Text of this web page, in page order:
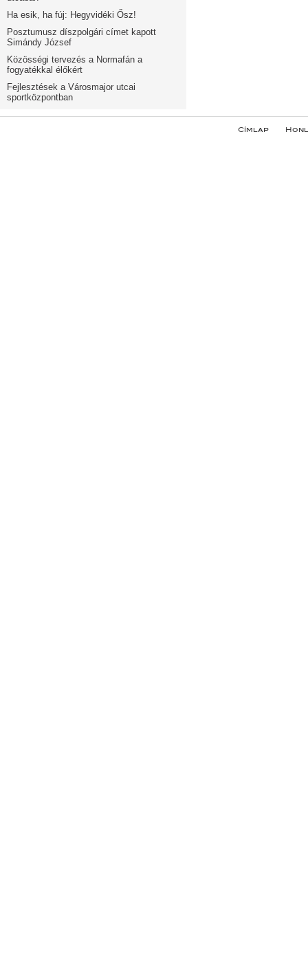
Ha esik, ha fúj: Hegyvidéki Ősz!
Posztumusz díszpolgári címet kapott
Simándy József
Közösségi tervezés a Normafán a
fogyatékkal élőkért
Fejlesztések a Városmajor utcai
sportközpontban
Címlap